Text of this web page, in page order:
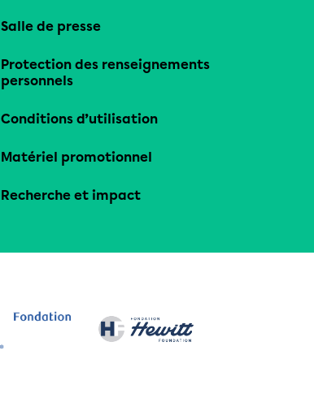
Salle de presse
Protection des renseignements
personnels
Conditions d’utilisation
Matériel promotionnel
Recherche et impact